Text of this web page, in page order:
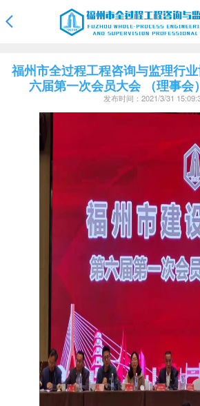
福州市全过程工程咨询与监理行
六届第一次会员大会 （理事会
发布时间：2021/3/31